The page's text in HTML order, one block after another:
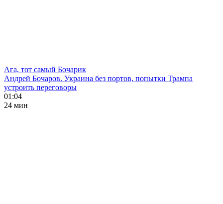
Ага, тот самый Бочарик
Андрей Бочаров. Украина без портов, попытки Трампа
устроить переговоры
01:04
24 мин